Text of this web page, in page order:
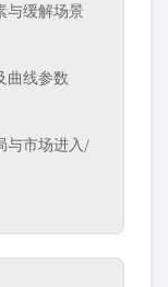
与缓解场景
曲线参数
与市场进入/